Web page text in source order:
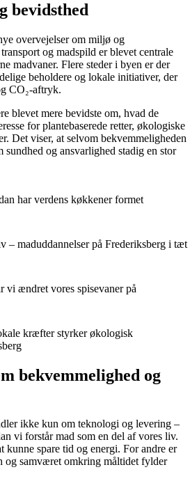
bevidsthed
overvejelser om miljø og
og madspild er blevet centrale
madvaner. Flere steder i byen er der
beholdere og lokale initiativer, der
CO₂-aftryk.
blevet mere bevidste om, hvad de
for plantebaserede retter, økologiske
Det viser, at selvom bekvemmeligheden
og ansvarlighed stadig en stor
har verdens køkkener formet
– maduddannelser på Frederiksberg i tæt
vi ændret vores spisevaner på
kræfter styrker økologisk
bekvemmelighed og
ikke kun om teknologi og levering –
vi forstår mad som en del af vores liv.
kunne spare tid og energi. For andre er
og samværet omkring måltidet fylder